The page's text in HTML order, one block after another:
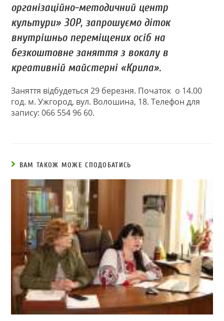
організаційно-методичний центр
культури» ЗОР, запрошуємо діток
внутрішньо переміщених осіб на
безкоштовне заняття з вокалу в
креативній майстерні «Крила».
Заняття відбудеться 29 березня. Початок о 14.00
год. м. Ужгород, вул. Волошина, 18. Телефон для
запису: 066 554 96 60.
ВАМ ТАКОЖ МОЖЕ СПОДОБАТИСЬ